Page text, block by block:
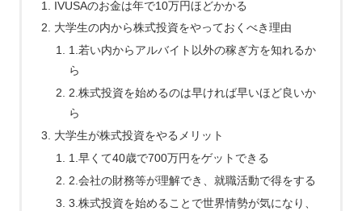
IVUSAのお金は年で10万円ほどかかる
大学生の内から株式投資をやっておくべき理由
1.若い内からアルバイト以外の稼ぎ方を知れるか
ら
2.株式投資を始めるのは早ければ早いほど良いか
ら
大学生が株式投資をやるメリット
1.早くて40歳で700万円をゲットできる
2.会社の財務等が理解でき、就職活動で得をする
3.株式投資を始めることで世界情勢が気になり、